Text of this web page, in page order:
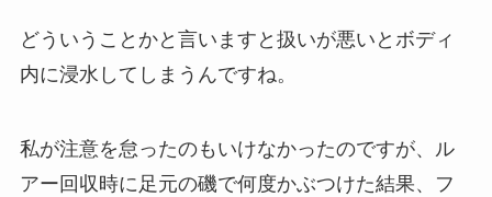
どういうことかと言いますと扱いが悪いとボディ
内に浸水してしまうんですね。
私が注意を怠ったのもいけなかったのですが、ル
アー回収時に足元の磯で何度かぶつけた結果、フ